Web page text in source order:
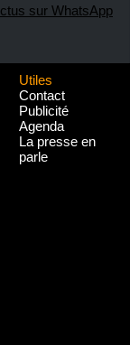
Utiles
Contact
Publicité
Agenda
La presse en
parle